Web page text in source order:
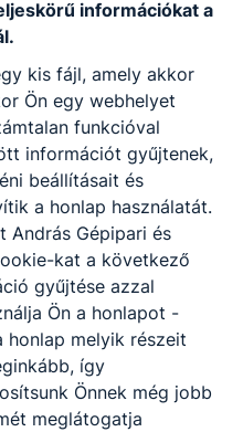
információkat a
kis fájl, amely akkor
Ön egy webhelyet
funkcióval
információt gyűjtenek,
beállításait és
a honlap használatát.
András Gépipari és
kat a következő
gyűjtése azzal
Ön a honlapot -
honlap melyik részeit
így
Önnek még jobb
meglátogatja